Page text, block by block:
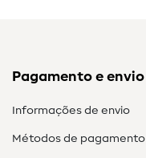
Pagamento e envio
Informações de envio
Métodos de pagamento